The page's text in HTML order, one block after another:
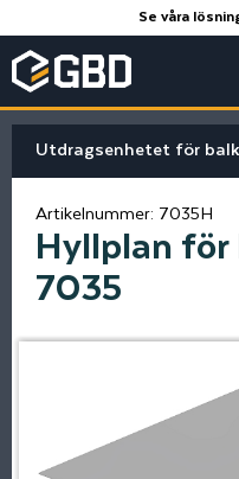
Se våra
Utdragsenhetet för
Artikelnummer: 7035H
Hyllplan för
7035